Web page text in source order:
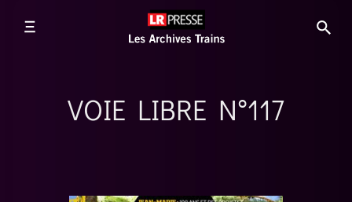
VOIE LIBRE N°117